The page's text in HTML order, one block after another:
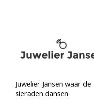
Juwelier Jansen waar de
sieraden dansen